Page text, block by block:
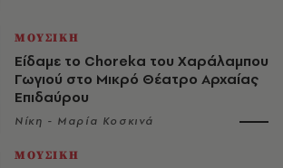
ΜΟΥΣΙΚΗ
Είδαμε το Choreka του Χαράλαμπου
Γωγιού στο Μικρό Θέατρο Αρχαίας
Επιδαύρου
Νίκη - Μαρία Κοσκινά
ΜΟΥΣΙΚΗ